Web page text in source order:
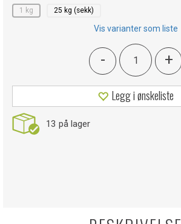
1 kg 25 kg (sekk)
Vis varianter som liste
- +
Legg i ønskeliste
13 på lager